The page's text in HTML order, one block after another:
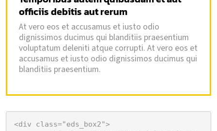
officiis debitis aut rerum
At vero eos et accusamus et iusto odio
dignissimos ducimus qui blanditiis praesentium
voluptatum deleniti atque corrupti. At vero eos et
accusamus et iusto odio dignissimos ducimus qui
blanditiis praesentium.
<div class="eds_box2">